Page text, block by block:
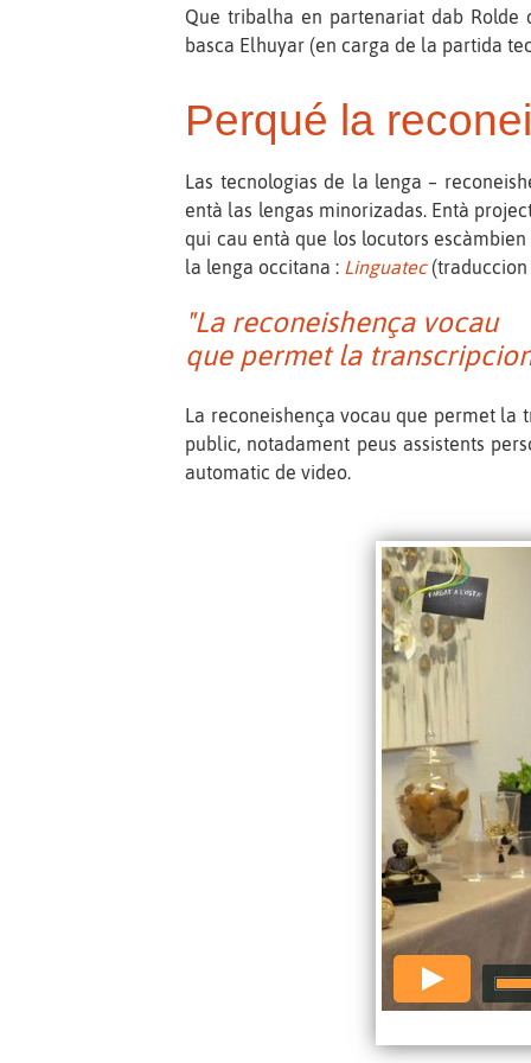
Que tribalha en partenariat dab Rolde
basca Elhuyar (en carga de la partida
Perqué la
Las tecnologias de la lenga –
entà las lengas minorizadas. Entà
qui cau entà que los locutors
la lenga occitana : Linguatec(traduccion
"La reconeishença vocau
que permet la
La reconeishença vocau que permet la
public, notadament peus assistents
automatic de video.